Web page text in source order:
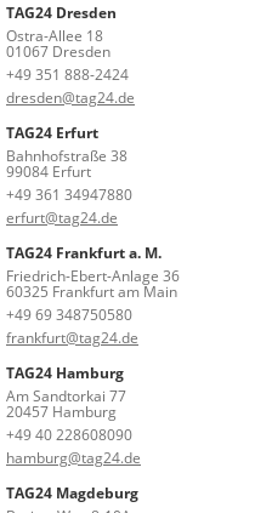
TAG24 Dresden
Ostra-Allee 18
01067 Dresden
+49 351 888-2424
dresden@tag24.de
TAG24 Erfurt
Bahnhofstraße 38
99084 Erfurt
+49 361 34947880
erfurt@tag24.de
TAG24 Frankfurt a. M.
Friedrich-Ebert-Anlage 36
60325 Frankfurt am Main
+49 69 348750580
frankfurt@tag24.de
TAG24 Hamburg
Am Sandtorkai 77
20457 Hamburg
+49 40 228608090
hamburg@tag24.de
TAG24 Magdeburg